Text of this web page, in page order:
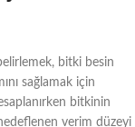
bitki besin
sağlamak için
bitkinin
verim düzeyi